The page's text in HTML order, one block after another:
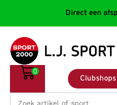
Direct een
Clubshops
0